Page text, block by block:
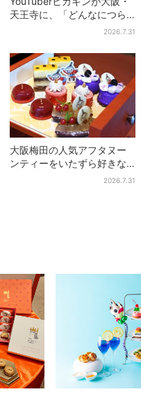
天王寺に、「どんなにつら
い時でも…」ラーメン愛＆兄
2026.7.31
大阪梅田の人気アフタヌー
ンティーをいたずら好きな
「リトルミイ」がジャッ2026.7.31